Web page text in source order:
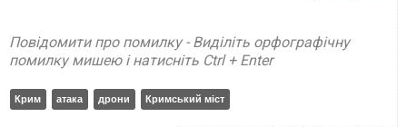
Повідомити про помилку - Виділіть орфографічну
помилку мишею і натисніть Ctrl + Enter
Крим атака дрони Кримський міст